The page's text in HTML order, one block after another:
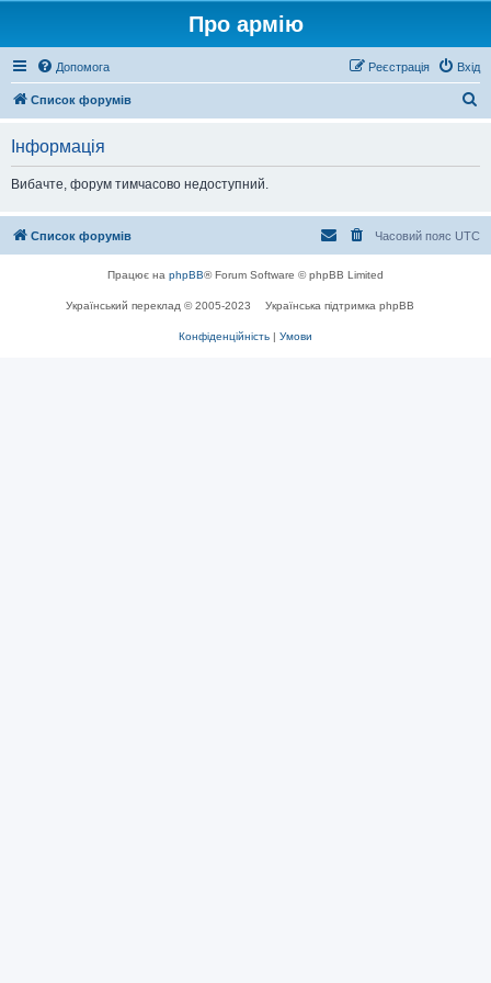
Про армію
Допомога Вхід
Реєстрація
Список форумів
Інформація
Вибачте, форум тимчасово недоступний.
Список форумів Часовий пояс UTC
Працює на phpBB® Forum Software © phpBB Limited
Український переклад © 2005-2023 Українська підтримка phpBB
Конфіденційність | Умови